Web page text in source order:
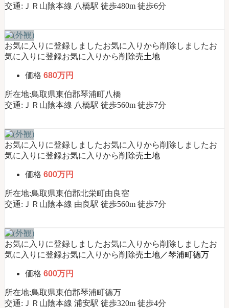
交通:ＪＲ山陰本線 八橋駅 徒歩480m 徒歩6分
お気に入りに登録しましたお気に入りから削除しましたお
気に入りに登録お気に入りから削除売土地
価格 680万円
所在地:鳥取県東伯郡琴浦町八橋
交通:ＪＲ山陰本線 八橋駅 徒歩560m 徒歩7分
お気に入りに登録しましたお気に入りから削除しましたお
気に入りに登録お気に入りから削除売土地
価格 600万円
所在地:鳥取県東伯郡北栄町由良宿
交通:ＪＲ山陰本線 由良駅 徒歩560m 徒歩7分
お気に入りに登録しましたお気に入りから削除しましたお
気に入りに登録お気に入りから削除売土地／琴浦町德万
価格 600万円
所在地:鳥取県東伯郡琴浦町德万
交通:ＪＲ山陰本線 浦安駅 徒歩320m 徒歩4分